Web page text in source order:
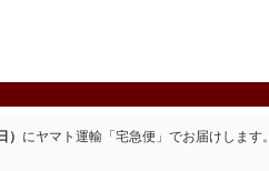
） にヤマト運輸「宅急便」 でお届けします。